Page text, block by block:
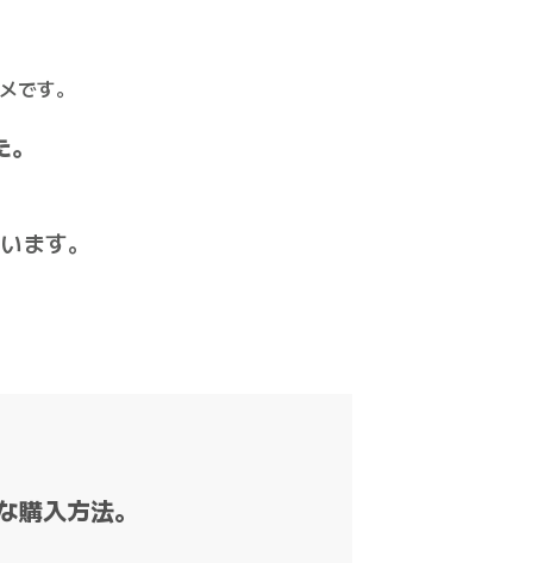
です。
ます。
購入方法。